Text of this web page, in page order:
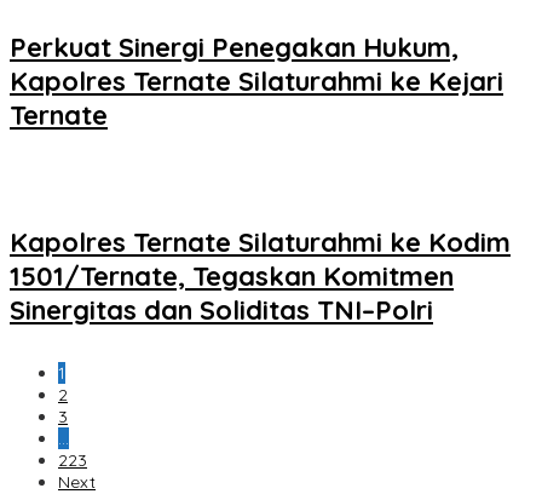
Perkuat Sinergi Penegakan Hukum,
Kapolres Ternate Silaturahmi ke Kejari
Ternate
Kapolres Ternate Silaturahmi ke Kodim
1501/Ternate, Tegaskan Komitmen
Sinergitas dan Soliditas TNI–Polri
1
2
3
…
223
Next